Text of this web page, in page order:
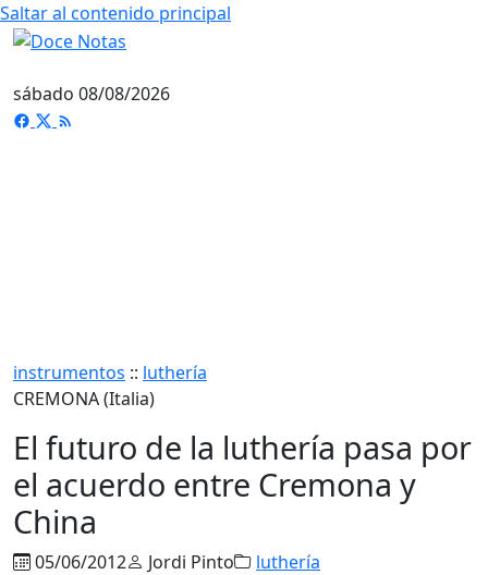
Saltar al contenido principal
sábado 08/08/2026
instrumentos :: luthería
CREMONA (Italia)
El futuro de la luthería pasa por
el acuerdo entre Cremona y
China
05/06/2012 Jordi Pinto luthería